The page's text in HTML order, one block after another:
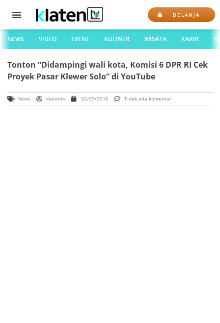
BELANJA
NEWS VIDEO EVENT KULINER WISATA KARIR
Tonton “Didampingi wali kota, Komisi 6 DPR RI Cek
Proyek Pasar Klewer Solo” di YouTube
News klatentv 02/09/2016 Tidak ada komentar